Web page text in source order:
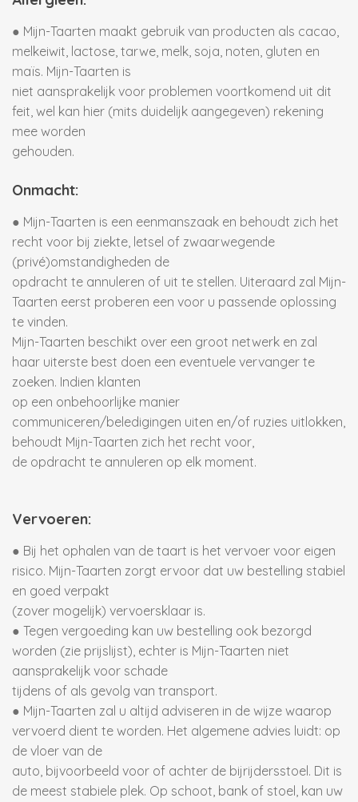
● Mijn-Taarten maakt gebruik van producten als cacao,
melkeiwit, lactose, tarwe, melk, soja, noten, gluten en
maïs. Mijn-Taarten is
niet aansprakelijk voor problemen voortkomend uit dit
feit, wel kan hier (mits duidelijk aangegeven) rekening
mee worden
gehouden.
Onmacht:
● Mijn-Taarten is een eenmanszaak en behoudt zich het
recht voor bij ziekte, letsel of zwaarwegende
(privé)omstandigheden de
opdracht te annuleren of uit te stellen. Uiteraard zal Mijn-
Taarten eerst proberen een voor u passende oplossing
te vinden.
Mijn-Taarten beschikt over een groot netwerk en zal
haar uiterste best doen een eventuele vervanger te
zoeken. Indien klanten
op een onbehoorlijke manier
communiceren/beledigingen uiten en/of ruzies uitlokken,
behoudt Mijn-Taarten zich het recht voor,
de opdracht te annuleren op elk moment.
Vervoeren:
● Bij het ophalen van de taart is het vervoer voor eigen
risico. Mijn-Taarten zorgt ervoor dat uw bestelling stabiel
en goed verpakt
(zover mogelijk) vervoersklaar is.
● Tegen vergoeding kan uw bestelling ook bezorgd
worden (zie prijslijst), echter is Mijn-Taarten niet
aansprakelijk voor schade
tijdens of als gevolg van transport.
● Mijn-Taarten zal u altijd adviseren in de wijze waarop
vervoerd dient te worden. Het algemene advies luidt: op
de vloer van de
auto, bijvoorbeeld voor of achter de bijrijdersstoel. Dit is
de meest stabiele plek. Op schoot, bank of stoel, kan uw